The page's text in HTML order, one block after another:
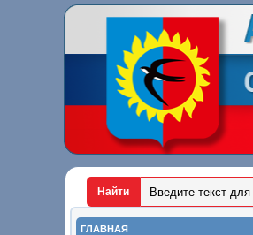
ГЛАВНАЯ